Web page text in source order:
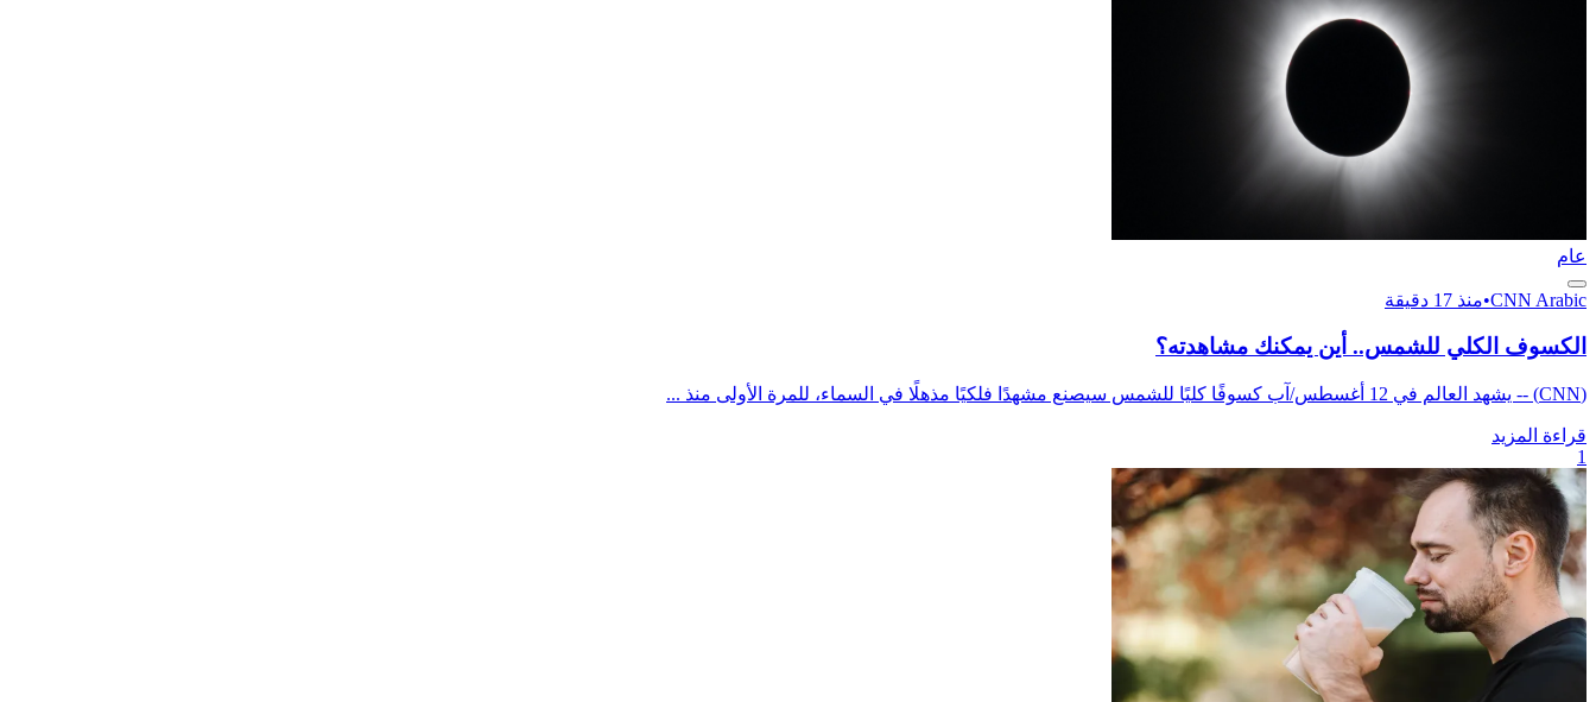
عام
CNN Arabic
•منذ 17 دقيقة
الكسوف الكلي للشمس.. أين يمكنك مشاهدته؟
(CNN) -- يشهد العالم في 12 أغسطس/آب كسوفًا كليًا للشمس سيصنع مشهدًا فلكيًا مذهلًا في السماء، للمرة الأولى منذ ...
قراءة المزيد
1